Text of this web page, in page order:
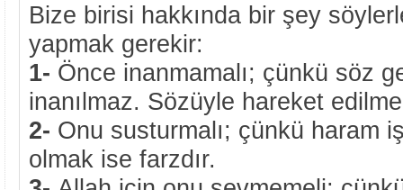
Bize birisi hakkında bir şey
yapmak gerekir:
1- Önce inanmamalı; çünkü söz
inanılmaz. Sözüyle hareket
2- Onu susturmalı; çünkü haram
olmak ise farzdır.